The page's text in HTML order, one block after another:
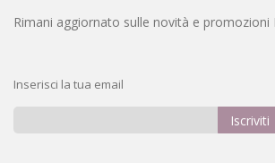
Rimani aggiornato sulle novità e promozioni
Inserisci la tua email
Iscriviti